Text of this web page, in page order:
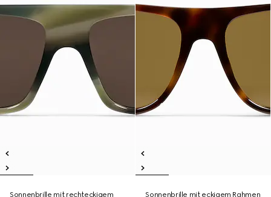
Sonnenbrille mit rechteckigem
Sonnenbrille mit eckigem Rahmen